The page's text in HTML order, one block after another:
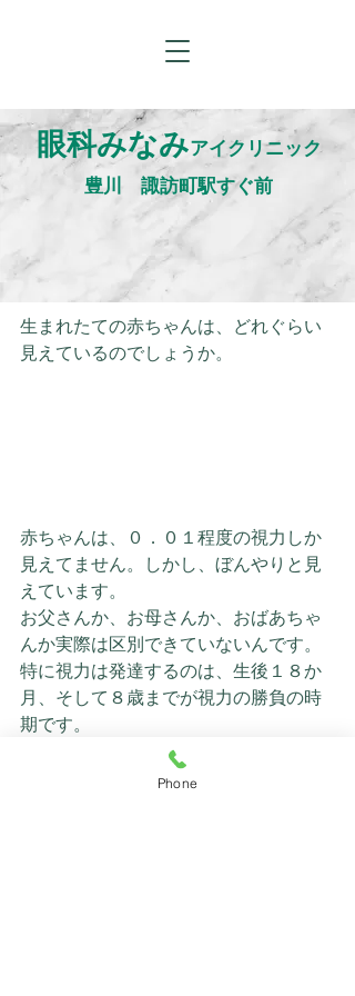
眼科みなみアイクリニック
​豊川 諏訪町駅すぐ前
生まれたての赤ちゃんは、どれぐらい
見えているのでしょうか。
赤ちゃんは、０．０１程度の視力しか
見えてません。しかし、ぼんやりと見
えています。
お父さんか、お母さんか、おばあちゃ
んか実際は区別できていないんです。
特に視力は発達するのは、生後１８か
月、そして８歳までが視力の勝負の時
期です。
ご家族が何か気になることがあれば是
非眼科で診察を受けてください。
Phone